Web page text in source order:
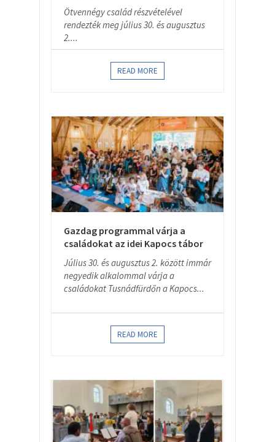
Ötvennégy család részvételével
rendezték meg július 30. és augusztus
2....
READ MORE
Gazdag programmal várja a
családokat az idei Kapocs tábor
Július 30. és augusztus 2. között immár
negyedik alkalommal várja a
családokat Tusnádfürdőn a Kapocs...
READ MORE